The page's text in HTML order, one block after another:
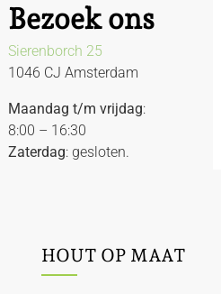
Bezoek ons
Sierenborch 25
1046 CJ Amsterdam
Maandag t/m vrijdag:
8:00 – 16:30
Zaterdag: gesloten.
HOUT OP MAAT